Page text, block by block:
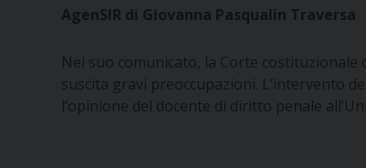
AgenSIR di Giovanna Pasqualin Traversa
Nel suo comunicato, la Corte
suscita gravi preoccupazioni. L’intervento
l’opinione del docente di diritto penale